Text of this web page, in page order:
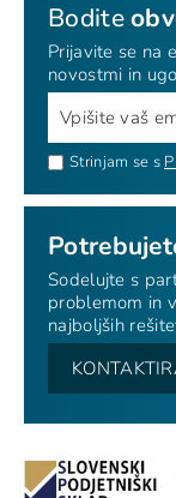
Bodite
Prijavite se na
novostmi in
Strinjam se s
Sodelujte s
problemom in
najboljših